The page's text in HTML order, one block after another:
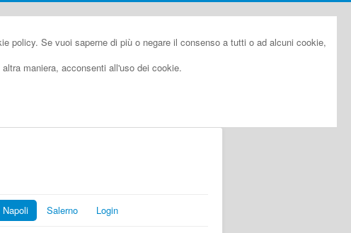
policy. Se vuoi saperne di più o negare il consenso a tutti o ad alcuni cookie,
maniera, acconsenti all'uso dei cookie.
Napoli Salerno Login